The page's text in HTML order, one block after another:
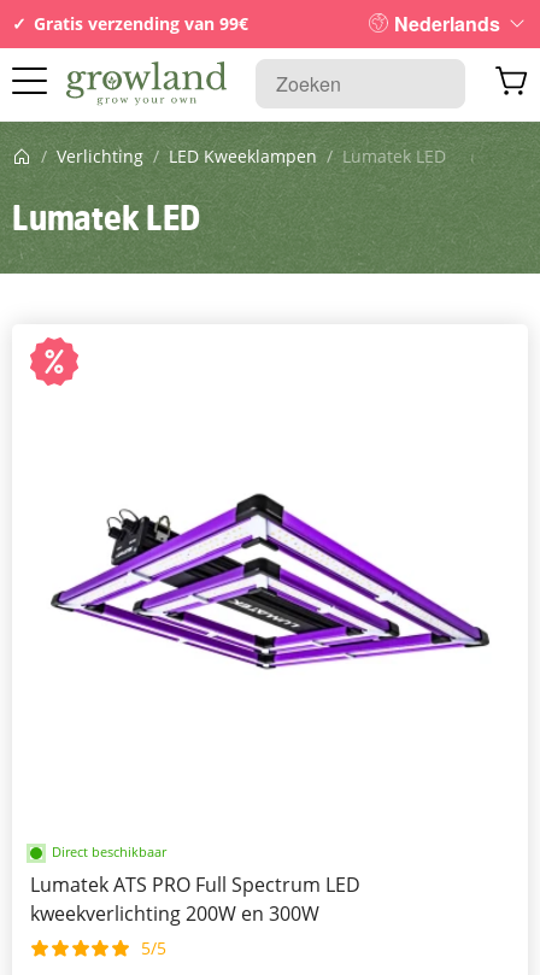
Gratis verzending van 99€ Nederlands
Startpagina
/ Verlichting / LED Kweeklampen / Lumatek LED
Lumatek LED
Direct beschikbaar
Lumatek ATS PRO Full Spectrum LED
kweekverlichting 200W en 300W
5/5